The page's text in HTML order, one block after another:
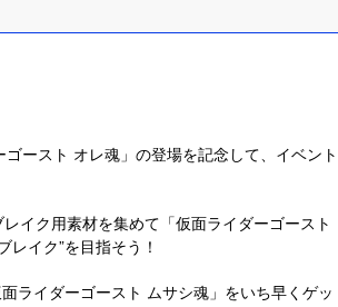
ースト オレ魂」の登場を記念して、イベント
イク用素材を集めて「仮面ライダーゴースト
イク”を目指そう！
ライダーゴースト ムサシ魂」をいち早くゲッ